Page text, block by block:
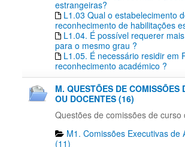
estrangeiras?
L1.03 Qual o estabelecimento
reconhecimento de habilitações
L1.04. É possível requerer
para o mesmo grau ?
L1.05. É necessário residir em
reconhecimento académico ?
M. QUESTÕES DE COMISSÕES
OU DOCENTES (16)
Questões de comissões de
M1. Comissões Executivas
(11)